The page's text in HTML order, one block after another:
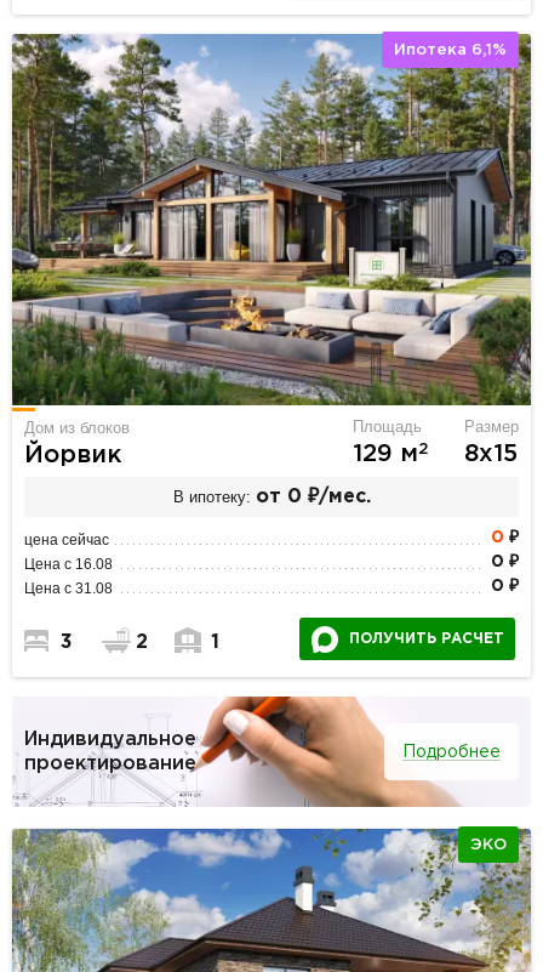
Ипотека 6,1%
Дом из блоков
Йорвик
Площадь
129 м2
Размер
8х15
В ипотеку: от 0 ₽/мес.
цена сейчас 0 ₽
Цена с 16.08 0 ₽
Цена с 31.08 0 ₽
3 2 1 ПОЛУЧИТЬ РАСЧЕТ
Индивидуальное
проектирование
Подробнее
ЭКО